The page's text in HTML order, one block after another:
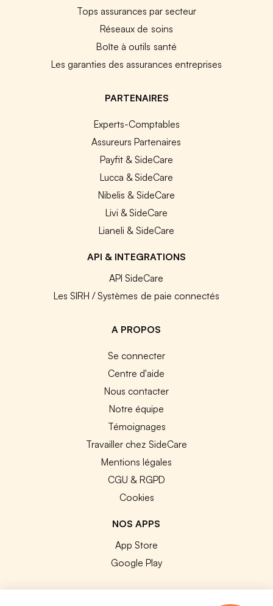
Tops assurances par secteur
Réseaux de soins
Boîte à outils santé
Les garanties des assurances entreprises
PARTENAIRES
Experts-Comptables
Assureurs Partenaires
Payfit & SideCare
Lucca & SideCare
Nibelis & SideCare
Livi & SideCare
Lianeli & SideCare
API & INTEGRATIONS
API SideCare
Les SIRH / Systèmes de paie connectés
A PROPOS
Se connecter
Centre d'aide
Nous contacter
Notre équipe
Témoignages
Travailler chez SideCare
Mentions légales
CGU & RGPD
Cookies
NOS APPS
App Store
Google Play